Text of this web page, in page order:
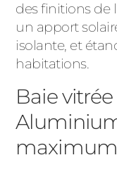
des finitions de
un apport
isolante, et
habitations.
Baie